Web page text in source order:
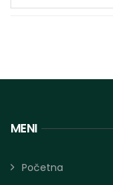
MENI
Početna